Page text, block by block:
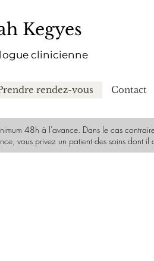
Kegyes
clinicienne
rendez-vous Contact
48h à l'avance. Dans le cas
vous privez un patient des soins dont il